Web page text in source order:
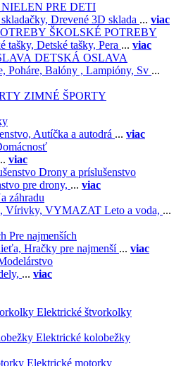
PRE DETI
Drevené 3D sklada ... viac
ŠKOLSKÉ POTREBY
tašky, Detské tašky, Pera ... viac
DETSKÁ OSLAVA
Poháre, Balóny , Lampióny, Sv ...
ZIMNÉ ŠPORTY
Autíčka a autodrá ... viac
viac
Drony a príslušenstvo
pre drony, ... viac
záhradu
Vírivky, VYMAZAT Leto a voda, ...
Pre najmenších
Hračky pre najmenší ... viac
... viac
Elektrické štvorkolky
Elektrické kolobežky
Elektrické motorky